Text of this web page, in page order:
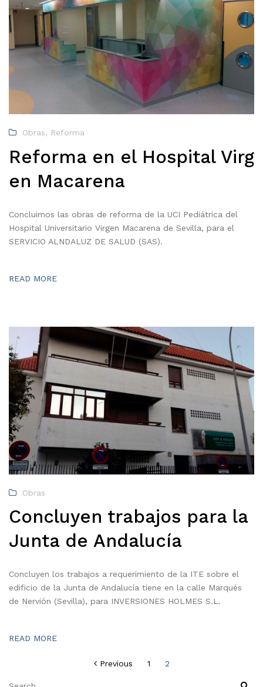
Obras, Reforma
Reforma en el Hospital Virg
en Macarena
Concluimos las obras de reforma de la UCI Pediátrica del
Hospital Universitario Virgen Macarena de Sevilla, para el
SERVICIO ALNDALUZ DE SALUD (SAS).
READ MORE
Obras
Concluyen trabajos para la
Junta de Andalucía
Concluyen los trabajos a requerimiento de la ITE sobre el
edificio de la Junta de Andalucía tiene en la calle Marqués
de Nervión (Sevilla), para INVERSIONES HOLMES S.L.
READ MORE
Previous 1 2